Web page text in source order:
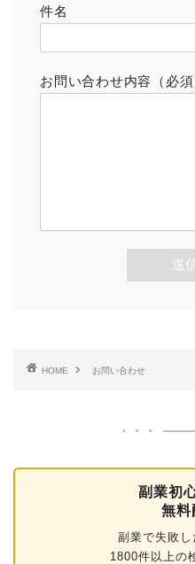
件名
お問い合わせ内容（必須
HOME お問い合わせ
副業初
無料
副業で失敗し
1800件以上の